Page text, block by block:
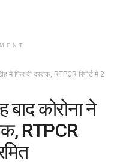
में फिर दी दस्तक, RTPCR रिपोर्ट में 2
कोरोना ने
RTPCR